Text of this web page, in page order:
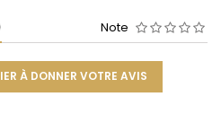
Note
À DONNER VOTRE AVIS